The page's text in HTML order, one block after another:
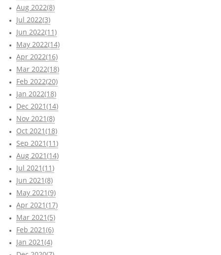
Aug 2022(8)
Jul 2022(3)
Jun 2022(11)
May 2022(14)
Apr 2022(16)
Mar 2022(18)
Feb 2022(20)
Jan 2022(18)
Dec 2021(14)
Nov 2021(8)
Oct 2021(18)
Sep 2021(11)
Aug 2021(14)
Jul 2021(11)
Jun 2021(8)
May 2021(9)
Apr 2021(17)
Mar 2021(5)
Feb 2021(6)
Jan 2021(4)